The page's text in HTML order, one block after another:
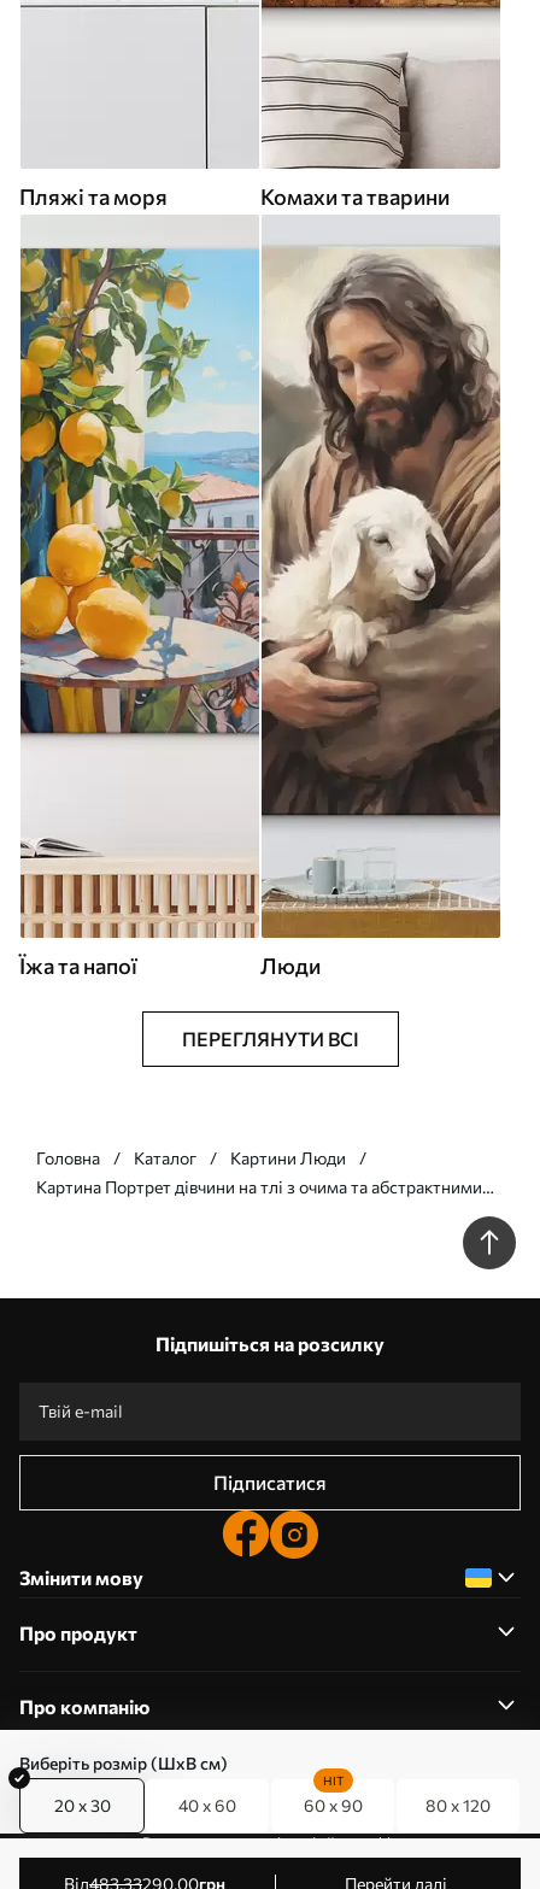
Виберіть розмір (ШхВ см)
20 x 30 40 x 60 60 x 90
HIT
80 x 120
від483.33290.00грн Перейти далі
Пляжі та моря Комахи та тварини
Їжа та напої Люди
ПЕРЕГЛЯНУТИ ВСІ
Головна Каталог
Картини Люди
Картина Портрет дівчини на тлі з очима та абстрактними
Підпишіться на розсилку
Підписатися
Змінити мову
Про продукт
Про компанію
0800357223
Редагування дозволів на файли cookie
© 2011-2026 Art-holst. Усі права захищені. Власник: